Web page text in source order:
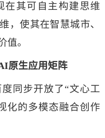
在其可自主构建思维
，使其在智慧城市、
值。
原生应用矩阵
同步开放了“文心工
化的多模态融合创作